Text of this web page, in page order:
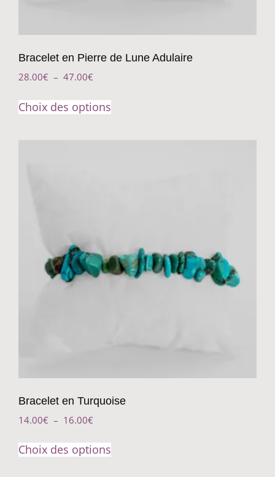
Bracelet en Pierre de Lune Adulaire
28.00€ – 47.00€
Choix des options
Bracelet en Turquoise
14.00€ – 16.00€
Choix des options